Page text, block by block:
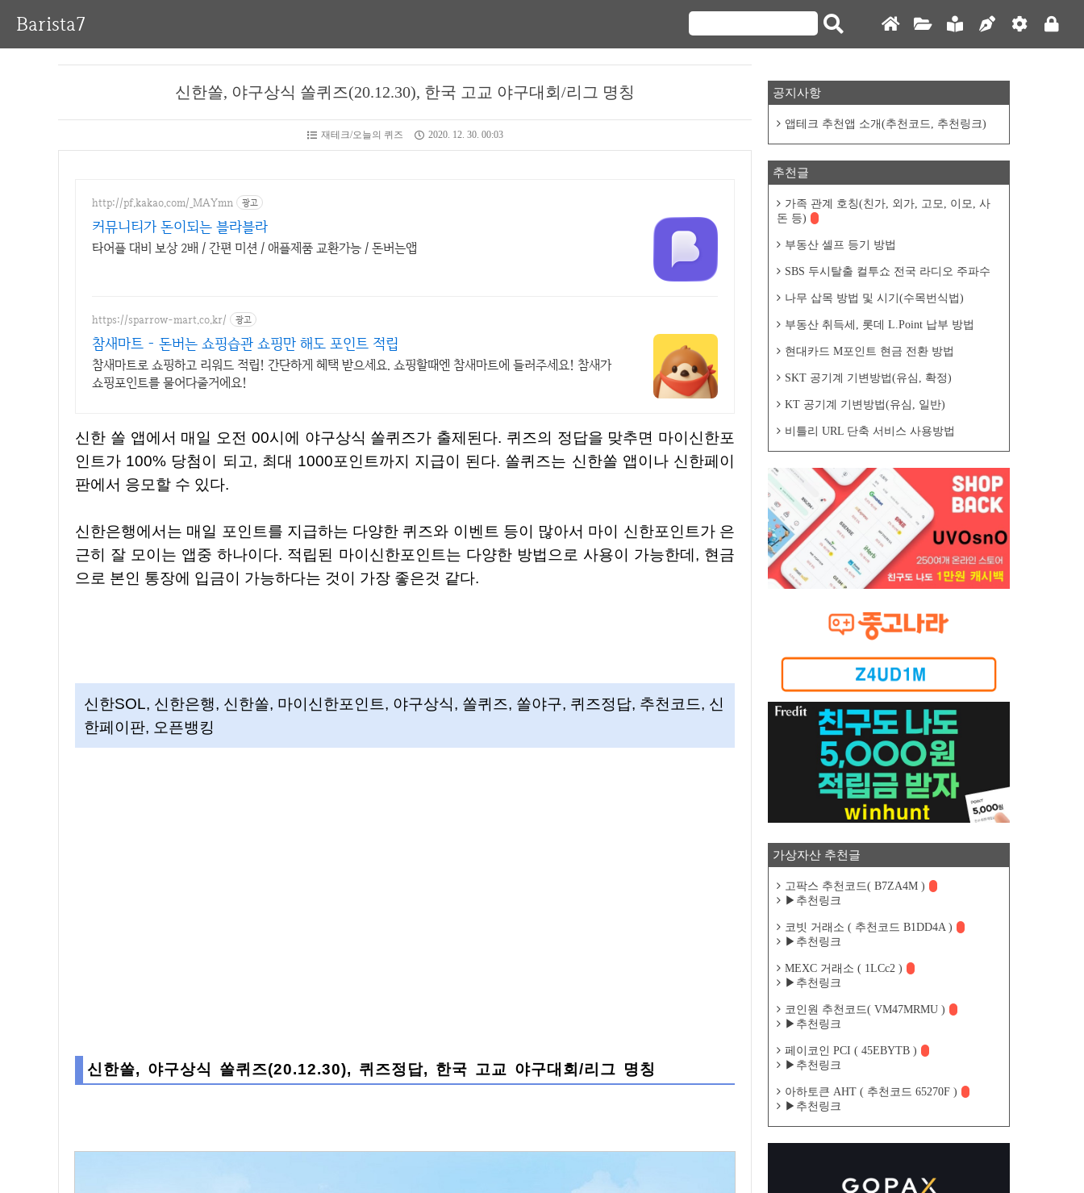
Barista7
신한쏠, 야구상식 쏠퀴즈(20.12.30), 한국 고교 야구대회/리그 명칭
재테크/오늘의 퀴즈 2020. 12. 30. 00:03
http://pf.kakao.com/_MAYmn 광고
커뮤니티가 돈이되는 블라블라
타어플 대비 보상 2배 / 간편 미션 / 애플제품 교환가능 / 돈버는앱
https://sparrow-mart.co.kr/ 광고
참새마트 - 돈버는 쇼핑습관 쇼핑만 해도 포인트 적립
참새마트로 쇼핑하고 리워드 적립! 간단하게 혜택 받으세요. 쇼핑할때엔 참새마트에 들러주세요! 참새가
쇼핑포인트를 물어다줄거에요!
신한 쏠 앱에서 매일 오전 00시에 야구상식 쏠퀴즈가 출제된다. 퀴즈의 정답을 맞추면 마이신한포
인트가 100% 당첨이 되고, 최대 1000포인트까지 지급이 된다. 쏠퀴즈는 신한쏠 앱이나 신한페이
판에서 응모할 수 있다.
신한은행에서는 매일 포인트를 지급하는 다양한 퀴즈와 이벤트 등이 많아서 마이 신한포인트가 은
근히 잘 모이는 앱중 하나이다. 적립된 마이신한포인트는 다양한 방법으로 사용이 가능한데, 현금
으로 본인 통장에 입금이 가능하다는 것이 가장 좋은것 같다.
신한SOL, 신한은행, 신한쏠, 마이신한포인트, 야구상식, 쏠퀴즈, 쏠야구, 퀴즈정답, 추천코드, 신
한페이판, 오픈뱅킹
신한쏠, 야구상식 쏠퀴즈(20.12.30), 퀴즈정답, 한국 고교 야구대회/리그 명칭
공지사항
앱테크 추천앱 소개(추천코드, 추천링크)
추천글
가족 관계 호칭(친가, 외가, 고모, 이모, 사
돈 등)
부동산 셀프 등기 방법
SBS 두시탈출 컬투쇼 전국 라디오 주파수
나무 삽목 방법 및 시기(수목번식법)
부동산 취득세, 롯데 L.Point 납부 방법
현대카드 M포인트 현금 전환 방법
SKT 공기계 기변방법(유심, 확정)
KT 공기계 기변방법(유심, 일반)
비틀리 URL 단축 서비스 사용방법
가상자산 추천글
고팍스 추천코드( B7ZA4M )
▶추천링크
코빗 거래소 ( 추천코드 B1DD4A )
▶추천링크
MEXC 거래소 ( 1LCc2 )
▶추천링크
코인원 추천코드( VM47MRMU )
▶추천링크
페이코인 PCI ( 45EBYTB )
▶추천링크
아하토큰 AHT ( 추천코드 65270F )
▶추천링크